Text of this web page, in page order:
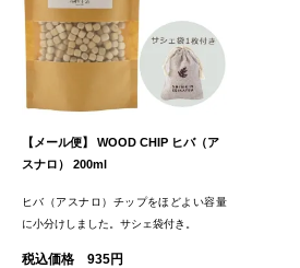
【メール便】 WOOD CHIP ヒバ（ア
スナロ） 200ml
ヒバ（アスナロ）チップをほどよい容量
に小分けしました。サシェ袋付き。
税込価格 935円